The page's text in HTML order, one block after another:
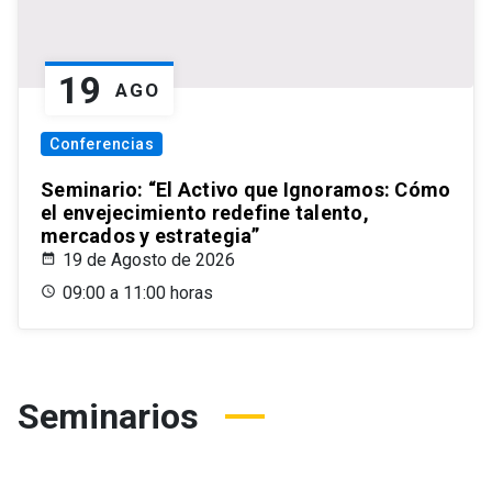
19 AGO
Conferencias
Seminario: “El Activo que Ignoramos: Cómo
el envejecimiento redefine talento,
mercados y estrategia”
19 de Agosto de 2026
09:00 a 11:00 horas
Seminarios